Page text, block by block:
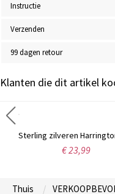
Instructie
Verzenden
99 dagen retour
Klanten die dit artikel
€ 23,99
Thuis